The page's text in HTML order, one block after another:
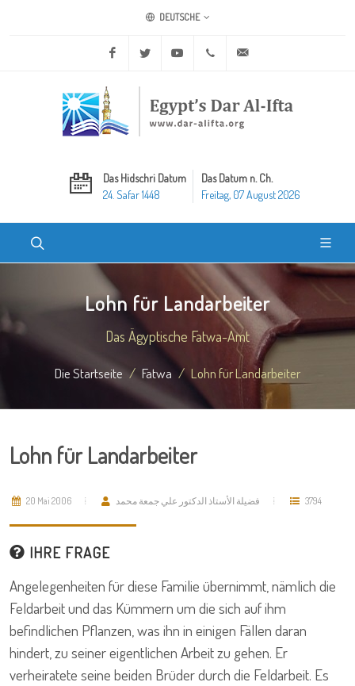
DEUTSCHE
Facebook Twitter Youtube +20 2 25970400
Das Hidschri Datum
24. Safar 1448
Das Datum n. Ch.
Freitag, 07 August 2026
Lohn für Landarbeiter
Das Ägyptische Fatwa-Amt
Die Startseite Fatwa Lohn für Landarbeiter
Lohn für Landarbeiter
20 Mai 2006 فضيلة الأستاذ الدكتور علي جمعة محمد 3794
IHRE FRAGE
Angelegenheiten für diese Familie übernimmt, nämlich die
Feldarbeit und das Kümmern um die sich auf ihm
befindlichen Pflanzen, was ihn in einigen Fällen daran
hindert, zu seiner eigentlichen Arbeit zu gehen. Er
verheiratete seine beiden Brüder durch die Feldarbeit. Es